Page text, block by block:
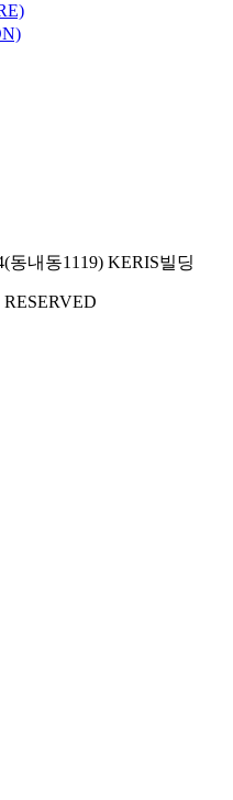
동내동1119) KERIS빌딩